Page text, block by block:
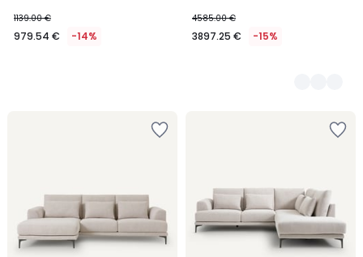
1139.00 €
979.54 € -14%
4585.00 €
3897.25 € -15%